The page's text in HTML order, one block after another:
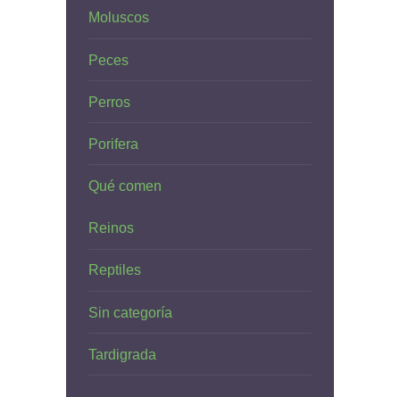
Moluscos
Peces
Perros
Porifera
Qué comen
Reinos
Reptiles
Sin categoría
Tardigrada